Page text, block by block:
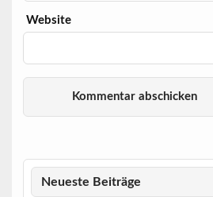
Website
Neueste Beiträge